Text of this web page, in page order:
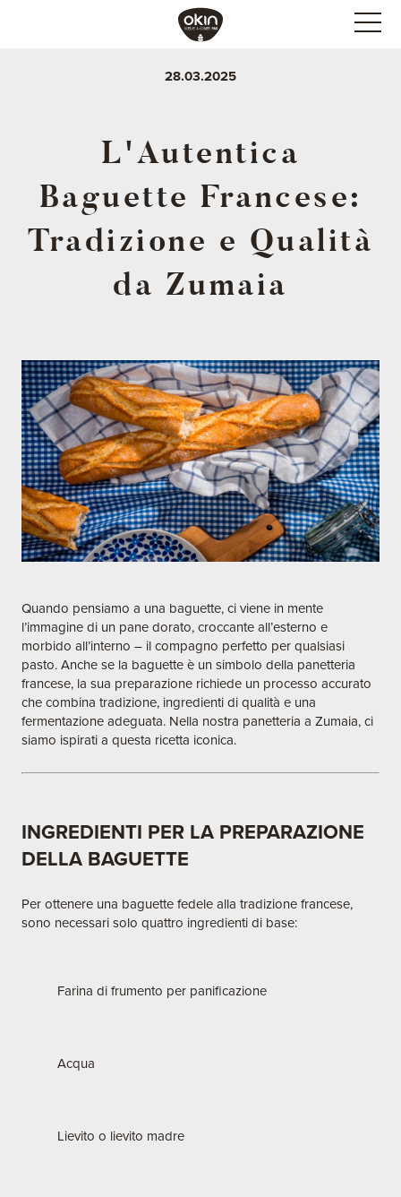
28.03.2025
L'Autentica
Baguette Francese:
Tradizione e Qualità
da Zumaia
Quando pensiamo a una baguette, ci viene in mente
l’immagine di un pane dorato, croccante all’esterno e
morbido all’interno – il compagno perfetto per qualsiasi
pasto. Anche se la baguette è un simbolo della panetteria
francese, la sua preparazione richiede un processo accurato
che combina tradizione, ingredienti di qualità e una
fermentazione adeguata. Nella nostra panetteria a Zumaia, ci
siamo ispirati a questa ricetta iconica.
INGREDIENTI PER LA PREPARAZIONE
DELLA BAGUETTE
Per ottenere una baguette fedele alla tradizione francese,
sono necessari solo quattro ingredienti di base:
Farina di frumento per panificazione
Acqua
Lievito o lievito madre